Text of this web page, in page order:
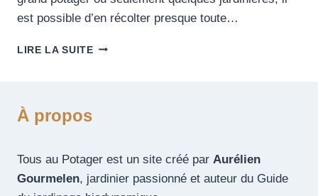
est possible d’en récolter presque toute…
LIRE LA SUITE
À propos
Tous au Potager est un site créé par Aurélien
Gourmelen, jardinier passionné et auteur du Guide